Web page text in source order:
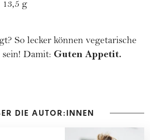
13,5 g
So lecker können vegetarische
Damit: Guten Appetit.
DIE AUTOR:INNEN